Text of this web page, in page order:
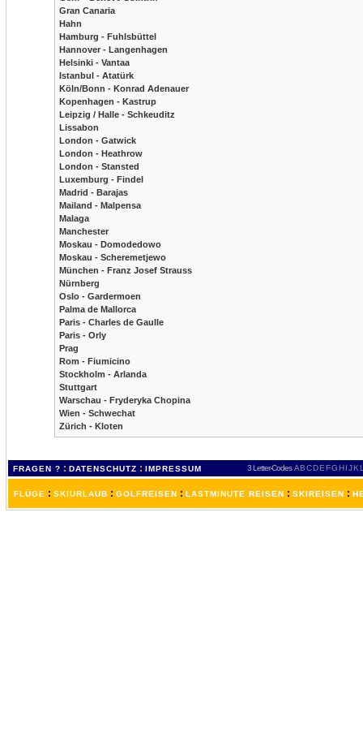
Gran Canaria
Hahn
Hamburg - Fuhlsbüttel
Hannover - Langenhagen
Helsinki - Vantaa
Istanbul - Atatürk
Köln/Bonn - Konrad Adenauer
Kopenhagen - Kastrup
Leipzig / Halle - Schkeuditz
Lissabon
London - Gatwick
London - Heathrow
London - Stansted
Luxemburg - Findel
Madrid - Barajas
Mailand - Malpensa
Malaga
Manchester
Moskau - Domodedowo
Moskau - Scheremetjewo
München - Franz Josef Strauss
Nürnberg
Oslo - Gardermoen
Palma de Mallorca
Paris - Charles de Gaulle
Paris - Orly
Prag
Rom - Fiumicino
Stockholm - Arlanda
Stuttgart
Warschau - Fryderyka Chopina
Wien - Schwechat
Zürich - Kloten
FRAGEN ? : DATENSCHUTZ : IMPRESSUM 3 Letter-Codes ABCDEFGH IJKL
FLÜGE : SKIURLAUB : GOLFREISEN : LASTMINUTE REISEN : SKIREISEN :